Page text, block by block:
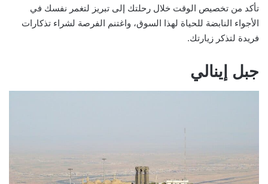
تأكد من تخصيص الوقت خلال رحلتك إلى تبريز لتغمر نفسك في
الأجواء النابضة للحياة لهذا السوق، واغتنم الفرصة لشراء تذكارات
فريدة لتذكر زيارتك.
جبل إينالي